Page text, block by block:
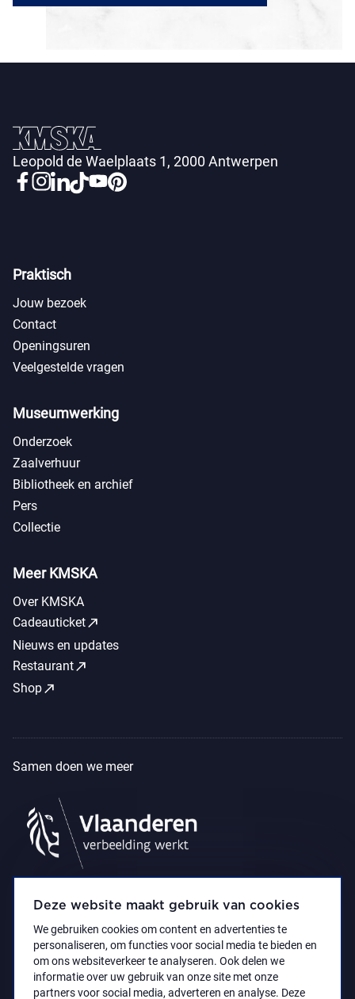
Deze website maakt gebruik van cookies
We gebruiken cookies om content en advertenties te
personaliseren, om functies voor social media te bieden en
om ons websiteverkeer te analyseren. Ook delen we
informatie over uw gebruik van onze site met onze
partners voor social media, adverteren en analyse. Deze
Leopold de Waelplaats 1, 2000 Antwerpen
Praktisch
Jouw bezoek
Contact
Openingsuren
Veelgestelde vragen
Museumwerking
Onderzoek
Zaalverhuur
Bibliotheek en archief
Pers
Collectie
Meer KMSKA
Over KMSKA
Cadeauticketcall_made
Nieuws en updates
Restaurantcall_made
Shopcall_made
Samen doen we meer